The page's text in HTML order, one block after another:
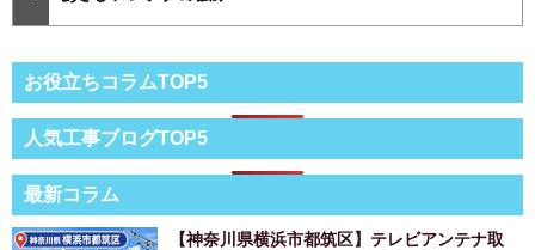
お役立ちコラムTOP5
人気工事ブログTOP5
最新コラム
【神奈川県横浜市都筑区】テレビアンテナ取